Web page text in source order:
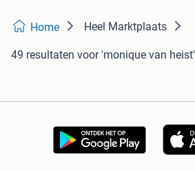
Home Heel Marktplaats
49 resultaten voor 'monique van heist'